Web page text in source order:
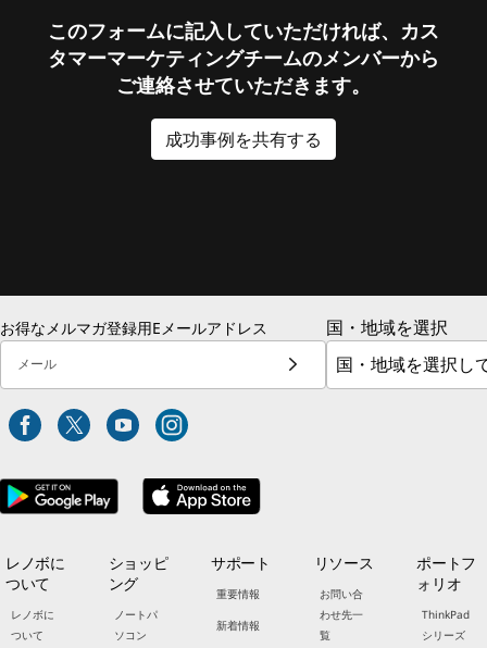
このフォームに記入していただければ、カス
タマーマーケティングチームのメンバーから
ご連絡させていただきます。
成功事例を共有する
お得なメルマガ登録用Eメールアドレス
メール
国・地域を選択
レノボに
ついて
レノボに
ついて
ショッピ
ング
ノートパ
ソコン
サポート
重要情報
新着情報
リソース
お問い合
わせ先一
覧
ポートフ
ォリオ
ThinkPad
シリーズ